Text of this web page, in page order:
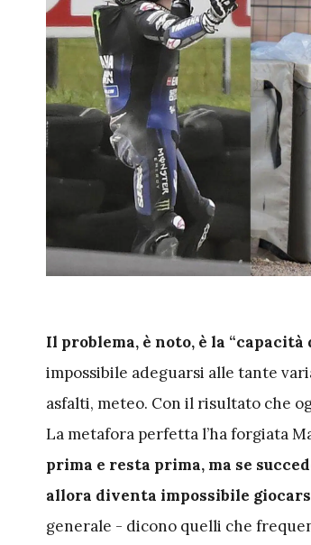
Il problema, è noto, è la
impossibile adeguarsi alle tante
asfalti, meteo. Con il risultato che
La metafora perfetta l’ha forgiata
prima e resta prima, ma se
allora diventa impossibile
generale - dicono quelli che